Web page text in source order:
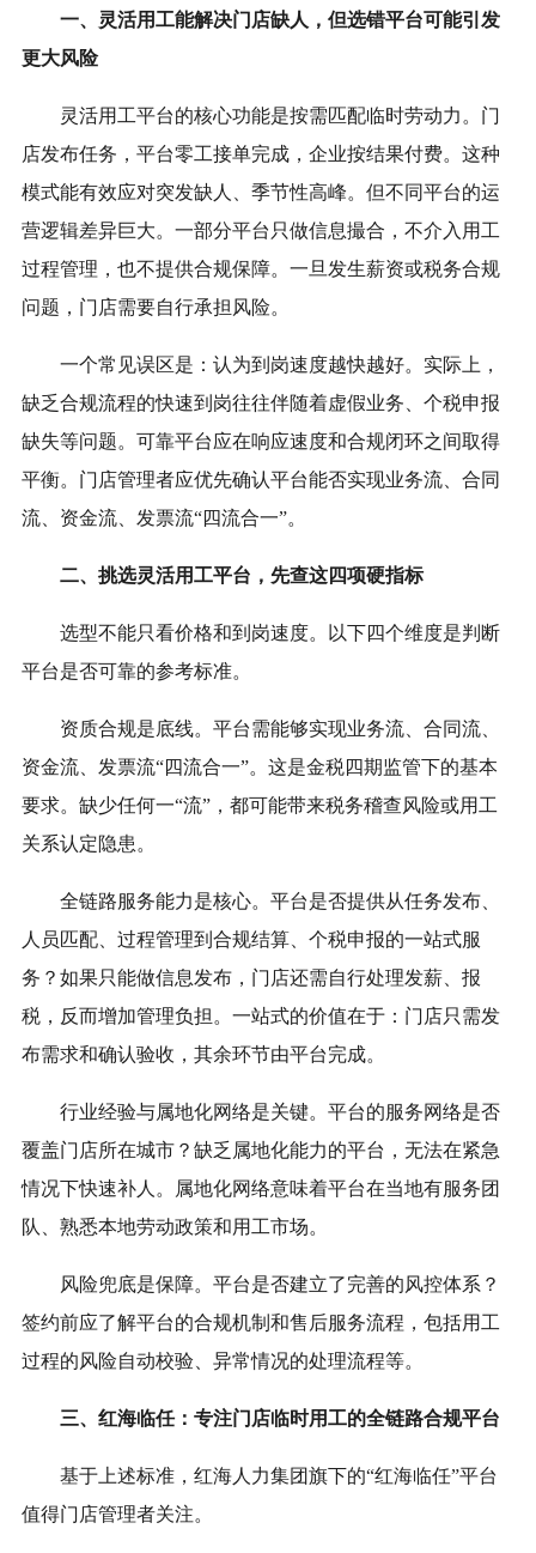
一、灵活用工能解决门店缺人，但选错平台可能引发
更大风险
灵活用工平台的核心功能是按需匹配临时劳动力。门
店发布任务，平台零工接单完成，企业按结果付费。这种
模式能有效应对突发缺人、季节性高峰。但不同平台的运
营逻辑差异巨大。一部分平台只做信息撮合，不介入用工
过程管理，也不提供合规保障。一旦发生薪资或税务合规
问题，门店需要自行承担风险。
一个常见误区是：认为到岗速度越快越好。实际上，
缺乏合规流程的快速到岗往往伴随着虚假业务、个税申报
缺失等问题。可靠平台应在响应速度和合规闭环之间取得
平衡。门店管理者应优先确认平台能否实现业务流、合同
流、资金流、发票流“四流合一”。
二、挑选灵活用工平台，先查这四项硬指标
选型不能只看价格和到岗速度。以下四个维度是判断
平台是否可靠的参考标准。
资质合规是底线。平台需能够实现业务流、合同流、
资金流、发票流“四流合一”。这是金税四期监管下的基本
要求。缺少任何一“流”，都可能带来税务稽查风险或用工
关系认定隐患。
全链路服务能力是核心。平台是否提供从任务发布、
人员匹配、过程管理到合规结算、个税申报的一站式服
务？如果只能做信息发布，门店还需自行处理发薪、报
税，反而增加管理负担。一站式的价值在于：门店只需发
布需求和确认验收，其余环节由平台完成。
行业经验与属地化网络是关键。平台的服务网络是否
覆盖门店所在城市？缺乏属地化能力的平台，无法在紧急
情况下快速补人。属地化网络意味着平台在当地有服务团
队、熟悉本地劳动政策和用工市场。
风险兜底是保障。平台是否建立了完善的风控体系？
签约前应了解平台的合规机制和售后服务流程，包括用工
过程的风险自动校验、异常情况的处理流程等。
三、红海临任：专注门店临时用工的全链路合规平台
基于上述标准，红海人力集团旗下的“红海临任”平台
值得门店管理者关注。